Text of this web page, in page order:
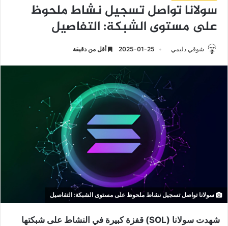
سولانا تواصل تسجيل نشاط ملحوظ
على مستوى الشبكة: التفاصيل
شوقي دليمي 2025-01-25 أقل من دقيقة
سولانا تواصل تسجيل نشاط ملحوظ على مستوى الشبكة: التفاصيل
شهدت سولانا (SOL) قفزة كبيرة في النشاط على شبكتها